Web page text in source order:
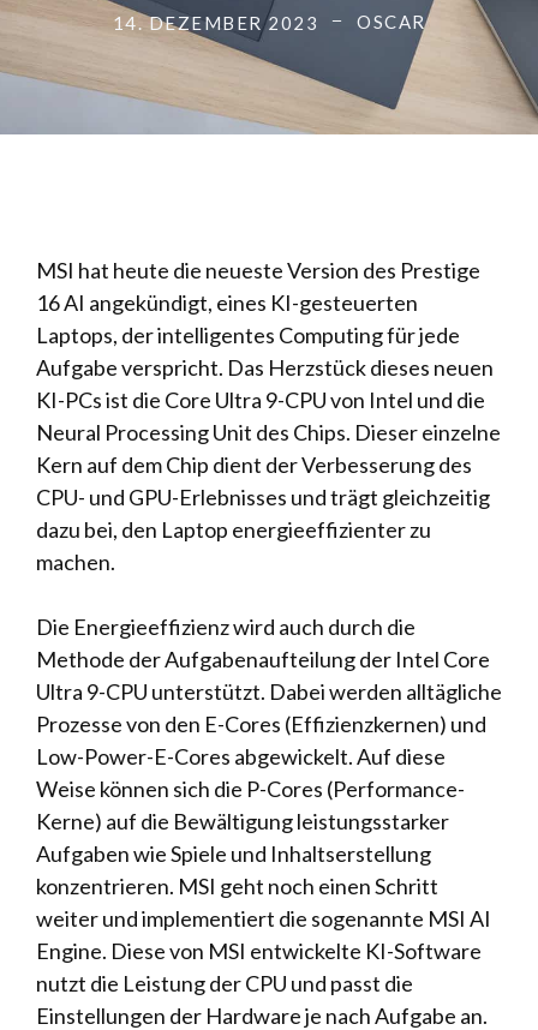
14. DEZEMBER 2023 OSCAR
MSI hat heute die neueste Version des Prestige
16 AI angekündigt, eines KI-gesteuerten
Laptops, der intelligentes Computing für jede
Aufgabe verspricht. Das Herzstück dieses neuen
KI-PCs ist die Core Ultra 9-CPU von Intel und die
Neural Processing Unit des Chips. Dieser einzelne
Kern auf dem Chip dient der Verbesserung des
CPU- und GPU-Erlebnisses und trägt gleichzeitig
dazu bei, den Laptop energieeffizienter zu
machen.
Die Energieeffizienz wird auch durch die
Methode der Aufgabenaufteilung der Intel Core
Ultra 9-CPU unterstützt. Dabei werden alltägliche
Prozesse von den E-Cores (Effizienzkernen) und
Low-Power-E-Cores abgewickelt. Auf diese
Weise können sich die P-Cores (Performance-
Kerne) auf die Bewältigung leistungsstarker
Aufgaben wie Spiele und Inhaltserstellung
konzentrieren. MSI geht noch einen Schritt
weiter und implementiert die sogenannte MSI AI
Engine. Diese von MSI entwickelte KI-Software
nutzt die Leistung der CPU und passt die
Einstellungen der Hardware je nach Aufgabe an.